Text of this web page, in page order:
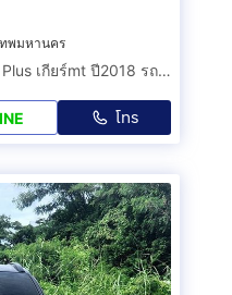
ทพมหานคร
Toyota Hilux Revo Single Cab 2.8 J Plus เกียร์mt ปี2018 รถ รถมือเดียว กระบะตอนเดียวสวยๆ
โทร